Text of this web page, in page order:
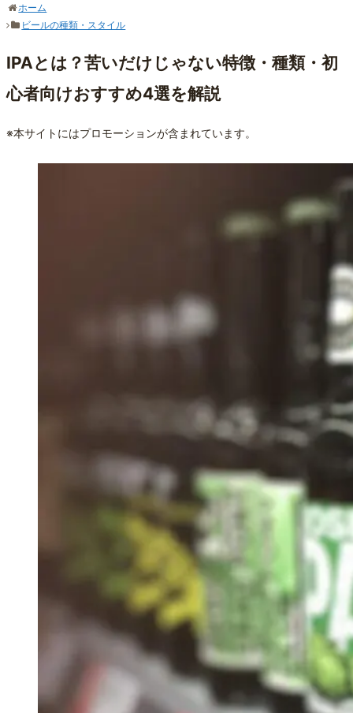
ホーム
ビールの種類・スタイル
IPAとは？苦いだけじゃない特徴・種類・初
心者向けおすすめ4選を解説
※本サイトにはプロモーションが含まれています。